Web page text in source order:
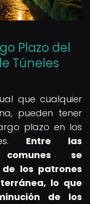
Plazo del
Túneles
que cualquier
pueden tener
plazo en los
Entre las
comunes se
los patrones
lo que
de los